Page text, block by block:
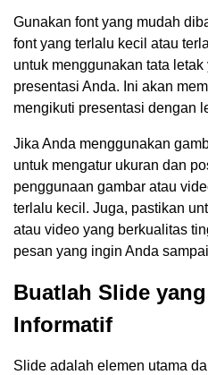
Gunakan font yang mudah
font yang terlalu kecil atau
untuk menggunakan tata
presentasi Anda. Ini akan
mengikuti presentasi dengan
Jika Anda menggunakan
untuk mengatur ukuran dan
penggunaan gambar atau
terlalu kecil. Juga, pastikan
atau video yang berkualitas
pesan yang ingin Anda
Buatlah Slide
Informatif
Slide adalah elemen utama